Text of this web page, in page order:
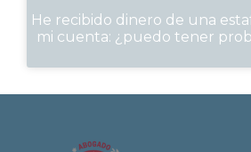
He recibido dinero de una
mi cuenta: ¿puedo tener